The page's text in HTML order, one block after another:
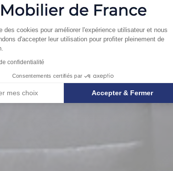
de Gestion du
des cookies pour améliorer l'expérience utilisateur et nous
d'accepter leur utilisation pour profiter pleinement de
confidentialité
Consentements certifiés par
mes choix Accepter & Fermer
Axeptio consent